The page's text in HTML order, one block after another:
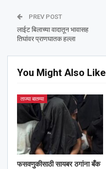
PREV POST
लाईट बिलाच्या वादातून भावासह
तिघांवर प्राणघातक हल्ला
You Might Also Like
ताज्या बातम्या
फसवणुकीसाठी सायबर ठगांना बँक